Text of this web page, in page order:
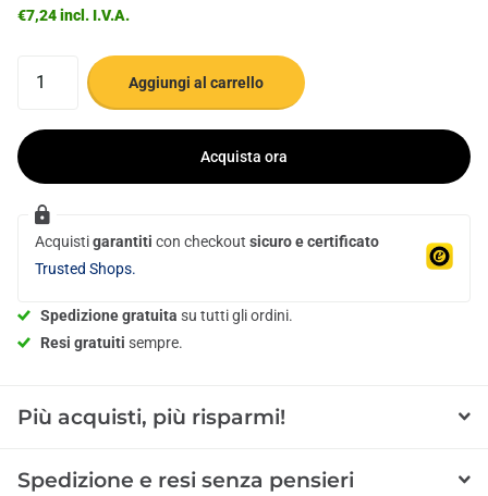
€7,24 incl. I.V.A.
Aggiungi al carrello
Acquista ora
Acquistigarantiti con checkout sicuro e certificato
Trusted Shops.
Spedizione gratuita su tutti gli ordini.
Resi gratuiti sempre.
Più acquisti, più risparmi!
Spedizione e resi senza pensieri